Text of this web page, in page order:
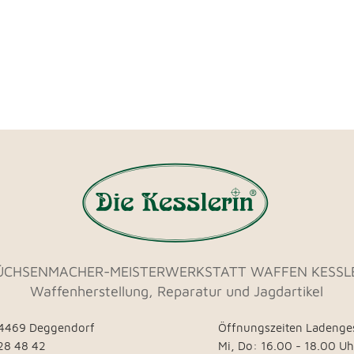
MEISTERWERKSTATT WAFFEN
Waffenherstellung, Reparatur und Jagdartikel
Öffnungszeiten
Mi, Do: 16.00 - 18.00
Deggendorf
48 42